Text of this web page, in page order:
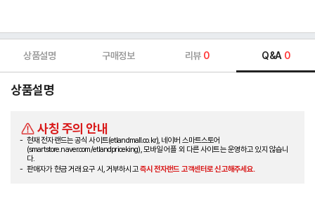
상품설명 구매정보 리뷰 0 Q&A 0
상품설명
사칭 주의 안내
현재 전자랜드는 공식 사이트(etlandmall.co.kr), 네이버 스마트스토어
(smartstore.naver.com/etlandpriceking), 모바일 어플 외 다른 사이트는 운영하고 있지 않습니
다.
판매자가 현금 거래 요구 시, 거부하시고즉시 전자랜드 고객센터로 신고해주세요.